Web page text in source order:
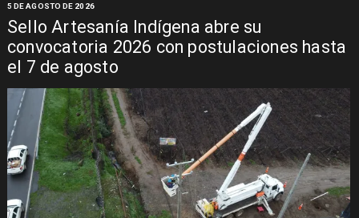
Sello Artesanía Indígena abre su
convocatoria 2026 con postulaciones hasta
el 7 de agosto
5 DE AGOSTO DE 2026